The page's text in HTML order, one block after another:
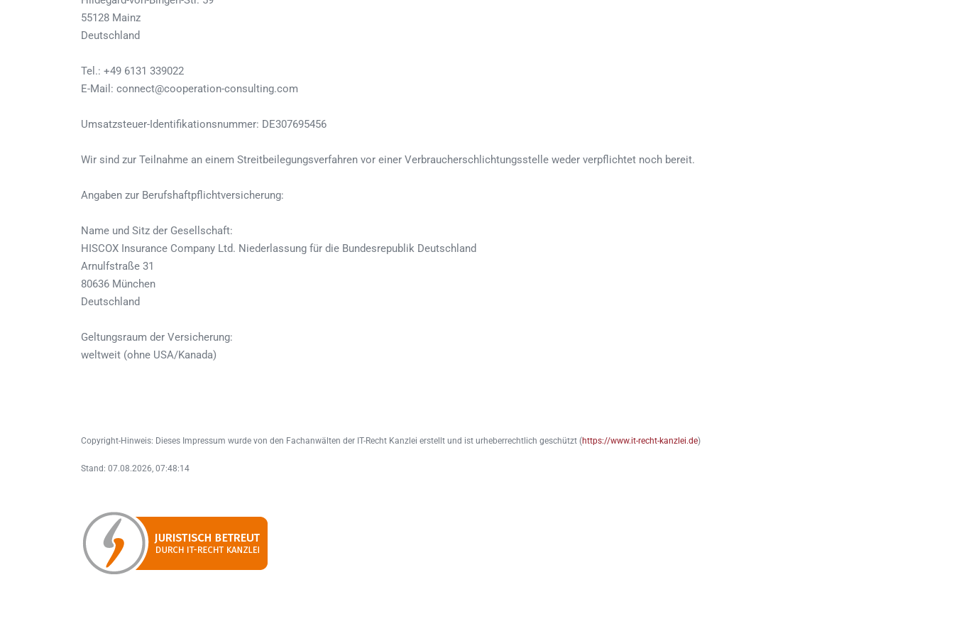
55128 Mainz
Deutschland
Tel.: +49 6131 339022
E-Mail: connect@cooperation-consulting.com
Umsatzsteuer-Identifikationsnummer: DE307695456
Wir sind zur Teilnahme an einem Streitbeilegungsverfahren vor einer Verbraucherschlichtungsstelle weder verpflichtet noch bereit.
Angaben zur Berufshaftpflichtversicherung:
Name und Sitz der Gesellschaft:
HISCOX Insurance Company Ltd. Niederlassung für die Bundesrepublik Deutschland
Arnulfstraße 31
80636 München
Deutschland
Geltungsraum der Versicherung:
weltweit (ohne USA/Kanada)
Copyright-Hinweis: Dieses Impressum wurde von den Fachanwälten der IT-Recht Kanzlei erstellt und ist urheberrechtlich geschützt (https://www.it-recht-kanzlei.de)
Stand: 07.08.2026, 07:48:14